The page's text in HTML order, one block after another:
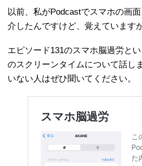
以前、私がPodcastでスマホの画
介したんですけど、覚えています
エピソード131のスマホ脳過労と
のスクリーンタイムについて話し
いない人はぜひ聞いてください。